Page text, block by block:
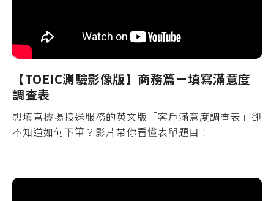
【TOEIC測驗影像版】商務篇－填寫滿意度
調查表
想填寫機場接送服務的英文版「客戶滿意度調查表」卻
不知道如何下筆？影片帶你看懂表單題目！